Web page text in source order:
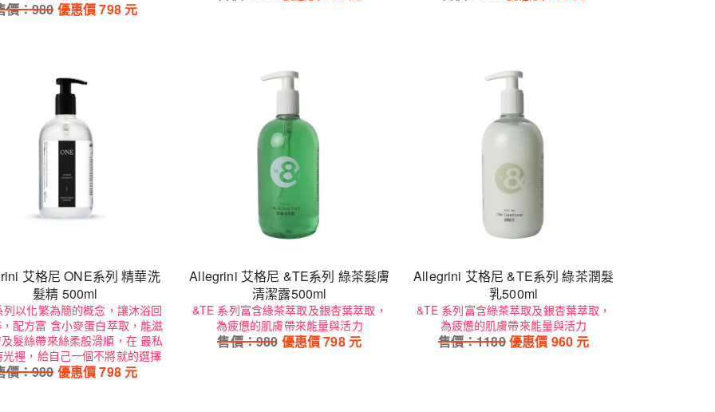
價：980 優惠價798元
艾格尼 ONE系列 精華洗
髮精 500ml
列以化繁為簡的概念，讓沐浴回
配方富 含小麥蛋白萃取，能滋
髮絲帶來絲柔般滑順，在 最私
光裡，給自己一個不將就的選擇
價：980 優惠價798元
Allegrini 艾格尼 &TE系列 綠茶髮膚
清潔露500ml
&TE 系列富含綠茶萃取及銀杏葉萃取，
為疲憊的肌膚帶來能量與活力
售價：980 優惠價798元
Allegrini 艾格尼 &TE系列 綠茶潤髮
乳500ml
&TE 系列富含綠茶萃取及銀杏葉萃取，
為疲憊的肌膚帶來能量與活力
售價：1180優惠價 960 元